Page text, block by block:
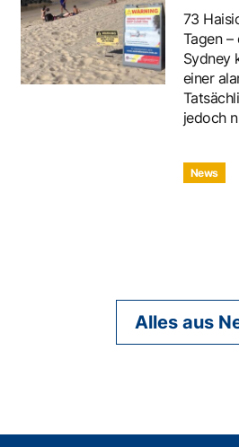
73
Tagen –
Sydney
einer
jedoch
News
Alles aus